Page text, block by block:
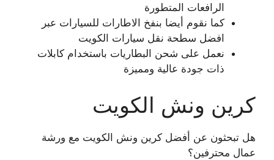
الرافعات المتطورة
كما نقوم أيضا بنفخ الاطارات للسيارات عبر
افضل سطحة نقل سيارات الكويت
نعمل على شحن البطاريات باستخدام كابلات
ذات جودة عالية ومميزة
كرين ونش الكويت
هل تبحثون عن أفضل كرين ونش الكويت مع ورشة
عمال محترفين؟